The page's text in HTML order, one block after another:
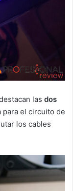
las dos
para el circuito de
los cables